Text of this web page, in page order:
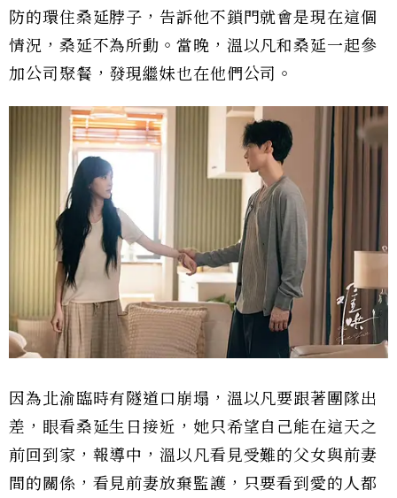
防的環住桑延脖子，告訴他不鎖門就會是現在這個
情況，桑延不為所動。當晚，溫以凡和桑延一起參
加公司聚餐，發現繼妹也在他們公司。
因為北渝臨時有隧道口崩塌，溫以凡要跟著團隊出
差，眼看桑延生日接近，她只希望自己能在這天之
前回到家，報導中，溫以凡看見受難的父女與前妻
間的關係，看見前妻放棄監護，只要看到愛的人都